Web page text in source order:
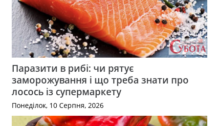
Паразити в рибі: чи рятує
заморожування і що треба знати про
лосось із супермаркету
Понеділок, 10 Серпня, 2026